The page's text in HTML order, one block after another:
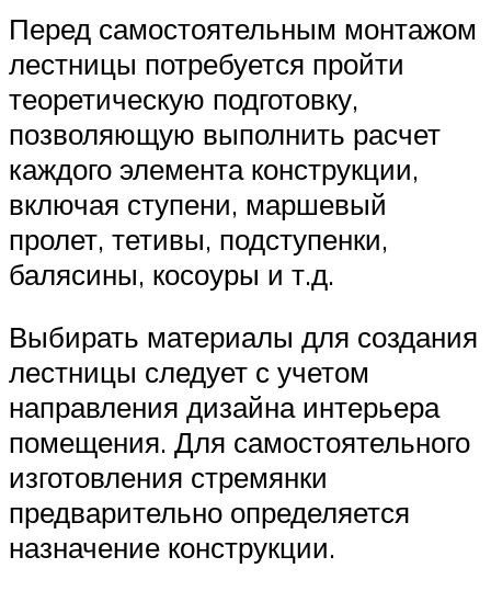
Перед самостоятельным монтажом
лестницы потребуется пройти
теоретическую подготовку,
позволяющую выполнить расчет
каждого элемента конструкции,
включая ступени, маршевый
пролет, тетивы, подступенки,
балясины, косоуры и т.д.
Выбирать материалы для создания
лестницы следует с учетом
направления дизайна интерьера
помещения. Для самостоятельного
изготовления стремянки
предварительно определяется
назначение конструкции.